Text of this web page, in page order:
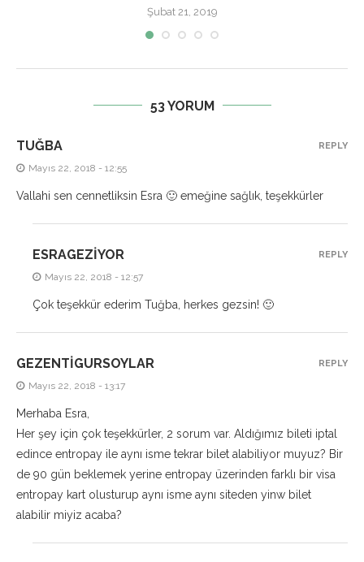
Şubat 21, 2019
53 YORUM
TUĞBA
Mayıs 22, 2018 - 12:55
Vallahi sen cennetliksin Esra 🙂 emeğine sağlık, teşekkürler
REPLY
ESRAGEZIYOR
Mayıs 22, 2018 - 12:57
Çok teşekkür ederim Tuğba, herkes gezsin! 🙂
REPLY
GEZENTIGURSOYLAR
Mayıs 22, 2018 - 13:17
Merhaba Esra,
Her şey için çok teşekkürler, 2 sorum var. Aldığımız bileti iptal
edince entropay ile aynı isme tekrar bilet alabiliyor muyuz? Bir
de 90 gün beklemek yerine entropay üzerinden farklı bir visa
entropay kart olusturup aynı isme aynı siteden yinw bilet
alabilir miyiz acaba?
REPLY